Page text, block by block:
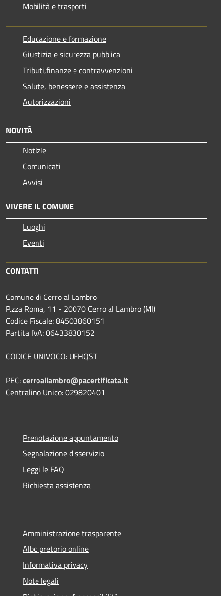
Mobilità e trasporti
Educazione e formazione
Giustizia e sicurezza pubblica
Tributi,finanze e contravvenzioni
Salute, benessere e assistenza
Autorizzazioni
NOVITÀ
Notizie
Comunicati
Avvisi
VIVERE IL COMUNE
Luoghi
Eventi
CONTATTI
Comune di Cerro al Lambro
P.zza Roma, 11 - 20070 Cerro al Lambro (MI)
Codice Fiscale: 84503860151
Partita IVA: 06433830152
CODICE UNIVOCO: UFHQST
PEC:cerroallambro@pacertificata.it
Centralino Unico: 029820401
Prenotazione appuntamento
Segnalazione disservizio
Leggi le FAQ
Richiesta assistenza
Amministrazione trasparente
Albo pretorio online
Informativa privacy
Note legali